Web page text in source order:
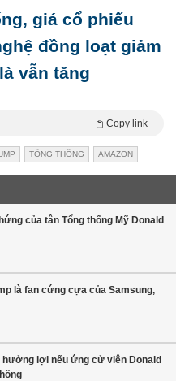
giá cổ phiếu
đồng loạt giảm
vẫn tăng
Copy link
TỔNG THỐNG AMAZON
của tân Tổng thống Mỹ Donald
là fan cứng cựa của Samsung,
lợi nếu ứng cử viên Donald